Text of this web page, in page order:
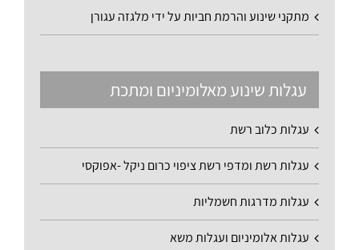
מתקני שינוע והרמת חביות על ידי מלגזה עגורן
עגלות שינוע מאלומיניום ומתכת
עגלות כלוב רשת
עגלות רשת ומדפי רשת ציפוי כרום ניקל -אפוקסי
עגלות מדרגות חשמליות
עגלות אלומיניום ועגלות משא